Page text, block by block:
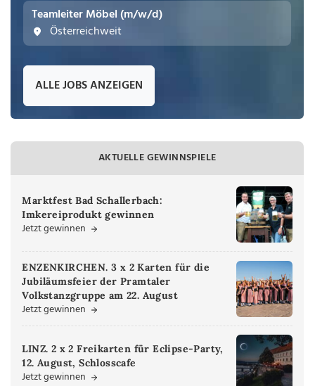
Teamleiter Möbel (m/w/d)
Österreichweit
ALLE JOBS ANZEIGEN
AKTUELLE GEWINNSPIELE
Marktfest Bad Schallerbach:
Imkereiprodukt gewinnen
Jetzt gewinnen
ENZENKIRCHEN. 3 x 2 Karten für die
Jubiläumsfeier der Pramtaler
Volkstanzgruppe am 22. August
Jetzt gewinnen
LINZ. 2 x 2 Freikarten für Eclipse-Party,
12. August, Schlosscafe
Jetzt gewinnen